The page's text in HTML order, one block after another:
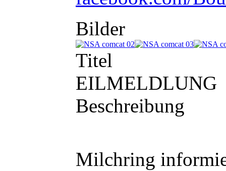
Bilder
Titel
EILMELDLUNG
Beschreibung
Milchring